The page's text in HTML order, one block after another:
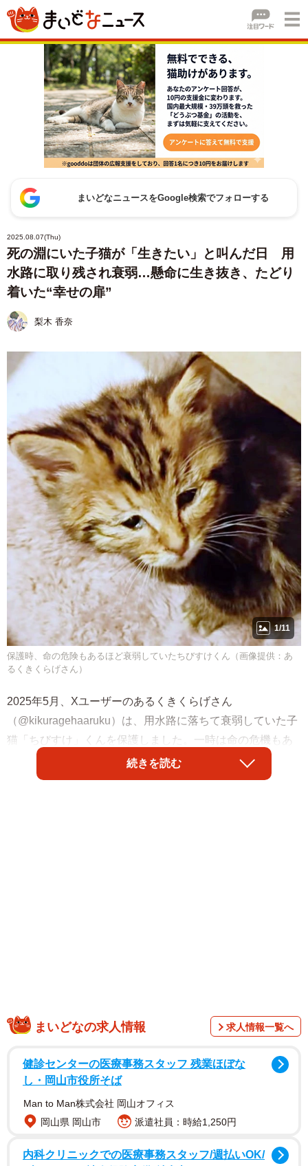
まいどなニュースをGoogle検索でフォローする
2025.08.07(Thu)
死の淵にいた子猫が「生きたい」と叫んだ日 用
水路に取り残され衰弱…懸命に生き抜き、たどり
着いた“幸せの扉”
梨木 香奈
1/11
保護時、命の危険もあるほど衰弱していたちびすけくん（画像提供：あ
るくきくらげさん）
2025年5月、Xユーザーのあるくきくらげさん
（@kikuragehaaruku）は、用水路に落ちて衰弱していた子
猫「ちびすけ」くんを保護しました。一時は命の危機もあ
ったというちびすけくん。現在はどのような日々を送って
いるのか、その出会いと歩みについてお話を伺いました。
続きを読む
まいどなの求人情報 求人情報一覧へ
健診センターの医療事務スタッフ 残業ほぼな
し・岡山市役所そば
Man to Man株式会社 岡山オフィス
岡山県 岡山市
派遣社員：時給1,250円
内科クリニックでの医療事務スタッフ/週払いOK/